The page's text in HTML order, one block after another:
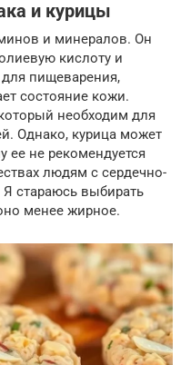
и курицы
и минералов. Он
кислоту и
для пищеварения,
состояние кожи.
необходим для
Однако, курица может
ее не рекомендуется
людям с сердечно-
стараюсь выбирать
менее жирное.